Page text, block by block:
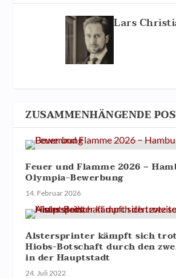
Lars
ZUSAMMENHÄNGENDE
Feuer und Flamme 2026 −
Olympia-Bewerbung
14. Februar 2026
Alstersprinter kämpft sich
Hiobs-Botschaft durch den
in der Hauptstadt
24. Juli 2022